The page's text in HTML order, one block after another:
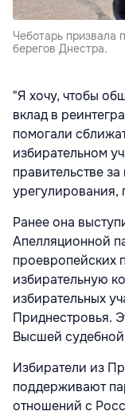
Чеботарь призвала
берегов Днестра.
"Я хочу, чтобы
вклад в
помогали
избирательном
правительстве
урегулирования,
Ранее она
Апелляционной
проевропейских
избирательную
избирательных
Приднестровья.
Высшей судебной
Избиратели из
поддерживают
отношений с